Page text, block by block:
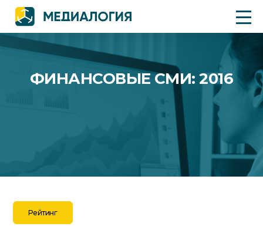
ФИНАНСОВЫЕ СМИ: 2016
Рейтинг